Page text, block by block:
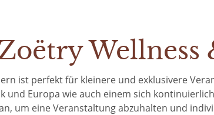
Wellness
ist perfekt für kleinere und exklusivere
und Europa wie auch einem sich
um eine Veranstaltung abzuhalten und